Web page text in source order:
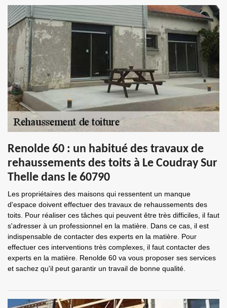
Renolde 60 : un habitué des travaux de
rehaussements des toits à Le Coudray Sur
Thelle dans le 60790
Les propriétaires des maisons qui ressentent un manque
d'espace doivent effectuer des travaux de rehaussements des
toits. Pour réaliser ces tâches qui peuvent être très difficiles, il faut
s'adresser à un professionnel en la matière. Dans ce cas, il est
indispensable de contacter des experts en la matière. Pour
effectuer ces interventions très complexes, il faut contacter des
experts en la matière. Renolde 60 va vous proposer ses services
et sachez qu'il peut garantir un travail de bonne qualité.